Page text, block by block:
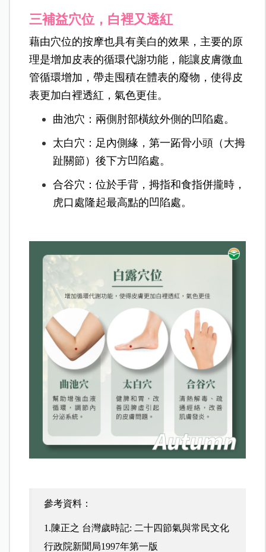
三補益穴位，白裡又透紅
藉由穴位的按摩也具有美白的效果，主要的原
理是增加皮表的循環代謝功能，能讓皮膚微血
管循環增加，帶走囤積在體表的廢物，使得皮
表更加白裡透紅，氣色更佳。
曲池穴：兩側肘部橫紋外側的凹陷處。
太白穴：足內側緣，第一跖骨小頭（大拇
趾關節）後下方凹陷處。
合谷穴：位於手背，拇指和食指併攏時，
虎口處隆起最高點的凹陷處。
參考資料：
1.陳正之 台灣歲時記: 二十四節氣與常民文化
行政院新聞局1997年第一版